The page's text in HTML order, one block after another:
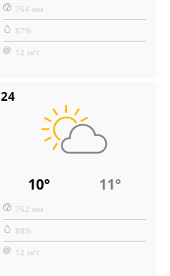
764 мм
87%
12 м/с
24
10° 11°
762 мм
88%
12 м/с